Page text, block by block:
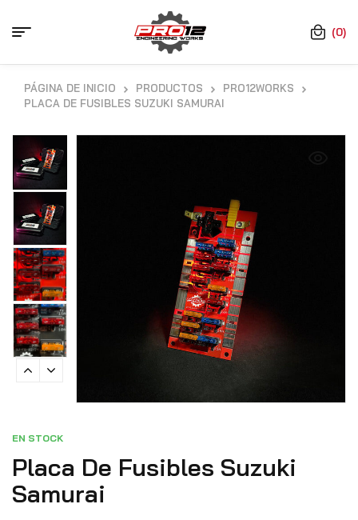
(0)
PÁGINA DE INICIO PRODUCTOS
PRO12WORKS
PLACA DE FUSIBLES SUZUKI SAMURAI
EN STOCK
Placa De Fusibles Suzuki
Samurai